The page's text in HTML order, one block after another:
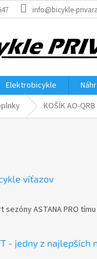
info@bicykle-
Elektrobicykle
KOŠÍK AO-
víťazov
sezóny ASTANA PRO tímu
- jedny z najlepších